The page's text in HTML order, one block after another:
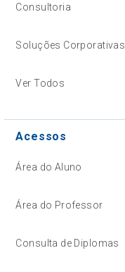
Consultoria
Soluções Corporativas
Ver Todos
Acessos
Área do Aluno
Área do Professor
Consulta de Diplomas